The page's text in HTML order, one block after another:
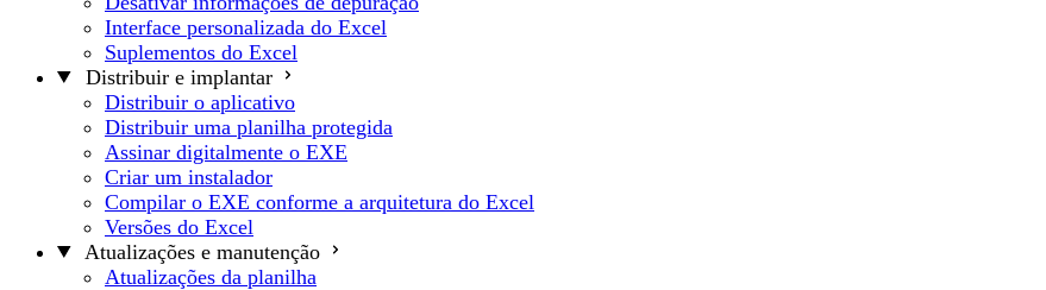
Interface personalizada do Excel
Suplementos do Excel
Distribuir e implantar
Distribuir o aplicativo
Distribuir uma planilha protegida
Assinar digitalmente o EXE
Criar um instalador
Compilar o EXE conforme a arquitetura do Excel
Versões do Excel
Atualizações e manutenção
Atualizações da planilha